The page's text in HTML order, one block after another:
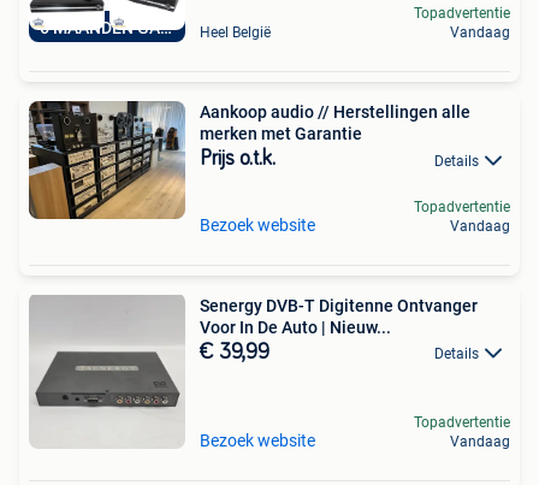
6 MAANDEN GARANTIE Heel België
Topadvertentie
Vandaag
Aankoop audio // Herstellingen alle
merken met Garantie
Prijs o.t.k. Details
Bezoek website
Topadvertentie
Vandaag
Senergy DVB-T Digitenne Ontvanger
Voor In De Auto | Nieuw...
€ 39,99 Details
Bezoek website
Topadvertentie
Vandaag